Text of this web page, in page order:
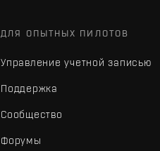
ДЛЯ ОПЫТНЫХ ПИЛОТОВ
Управление учетной записью
Поддержка
Сообщество
Форумы